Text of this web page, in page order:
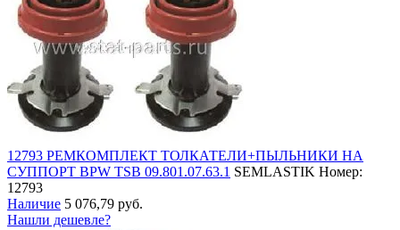
12793 РЕМКОМПЛЕКТ ТОЛКАТЕЛИ+ПЫЛЬНИКИ НА
СУППОРТ BPW TSB 09.801.07.63.1 SEMLASTIK Номер:
12793
Наличие 5 076,79 руб.
Нашли дешевле?